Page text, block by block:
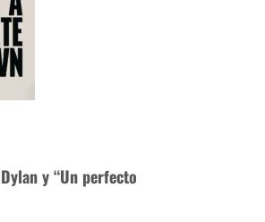
y “Un perfecto